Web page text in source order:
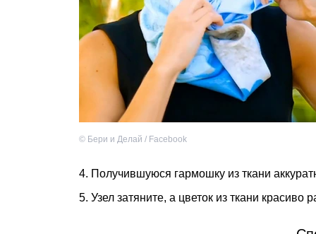
© Бери и Делай / Facebook
4. Получившуюся гармошку из ткани
5. Узел затяните, а цветок из ткани красиво